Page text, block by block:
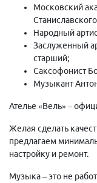
Московский
Народный
Заслуженный
старший;
Саксофонист
Музыкант
Ателье «Вель» –
Желая сделать
предлагаем
настройку и ремонт.
Музыка – это не